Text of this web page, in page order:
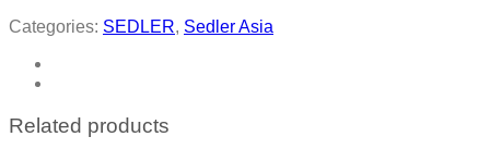
Categories: SEDLER, Sedler Asia
Related products